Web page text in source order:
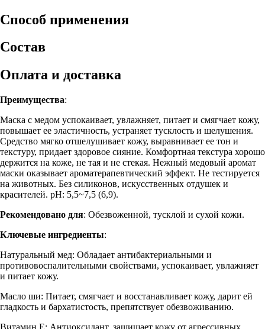
Способ применения
Состав
Оплата и доставка
Преимущества:
Маска с медом успокаивает, увлажняет, питает и смягчает кожу,
повышает ее эластичность, устраняет тусклость и шелушения.
Средство мягко отшелушивает кожу, выравнивает ее тон и
текстуру, придает здоровое сияние. Комфортная текстура хорошо
держится на коже, не тая и не стекая. Нежный медовый аромат
маски оказывает ароматерапевтический эффект. Не тестируется
на животных. Без силиконов, искусственных отдушек и
красителей. pH: 5,5~7,5 (6,9).
Рекомендовано для: Обезвоженной, тусклой и сухой кожи.
Ключевые ингредиенты:
Натуральный мед: Обладает антибактериальными и
противовоспалительными свойствами, успокаивает, увлажняет
и питает кожу.
Масло ши: Питает, смягчает и восстанавливает кожу, дарит ей
гладкость и бархатистость, препятствует обезвоживанию.